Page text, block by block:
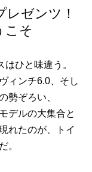
レゼンツ！
こそ
ひと味違う。
ィンチ6.0、そし
勢ぞろい、
デルの大集合と
れたのが、トイ
。